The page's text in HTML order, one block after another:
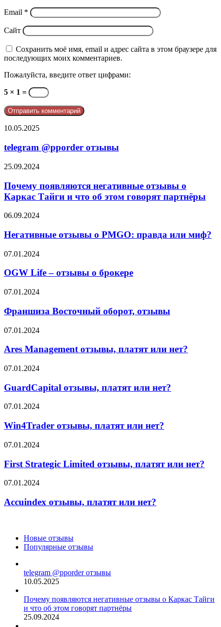
Email *
Сайт
Сохранить моё имя, email и адрес сайта в этом браузере для
последующих моих комментариев.
Пожалуйста, введите ответ цифрами:
5 × 1 =
telegram
отзывы
10.05.2025
telegram @pporder отзывы
Почему
негативные
отзывы
о
Тайги
что
этом
партнёры
25.09.2024
Почему появляются негативные отзывы о
Каркас Тайги и что об этом говорят партнёры
Негативные
о
PMGO:
правда
или
миф?
06.09.2024
Негативные отзывы о PMGO: правда или миф?
OGW
–
о
07.01.2024
OGW Life – отзывы о брокере
Франшиза
оборот,
отзывы
07.01.2024
Франшиза Восточный оборот, отзывы
Ares
отзывы,
или
07.01.2024
Ares Management отзывы, платят или нет?
GuardCapital
платят
или
нет?
07.01.2024
GuardCapital отзывы, платят или нет?
Win4Trader
платят
нет?
07.01.2024
Win4Trader отзывы, платят или нет?
First
Limited
отзывы,
платят
нет?
07.01.2024
First Strategic Limited отзывы, платят или нет?
Accuindex
платят
или
07.01.2024
Accuindex отзывы, платят или нет?
Новые отзывы
Популярные отзывы
telegram @pporder отзывы
10.05.2025
Почему появляются негативные отзывы о Каркас Тайги
и что об этом говорят партнёры
25.09.2024